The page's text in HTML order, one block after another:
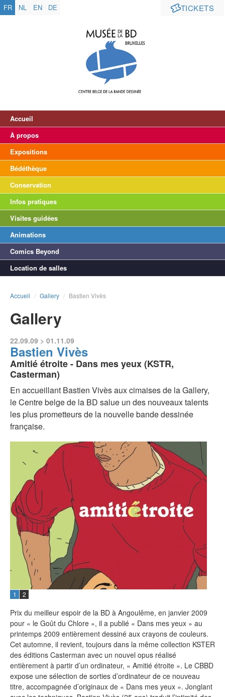
TICKETS
FR NL EN DE
Accueil
À propos
Expositions
Bédéthèque
Conservation
Infos pratiques
Visites guidées
Animations
Comics Beyond
Location de salles
Accueil / Gallery / Bastien Vivès
Gallery
22.09.09 > 01.11.09
Bastien Vivès
Amitié étroite - Dans mes yeux (KSTR,
Casterman)
En accueillant Bastien Vivès aux cimaises de la Gallery,
le Centre belge de la BD salue un des nouveaux talents
les plus prometteurs de la nouvelle bande dessinée
française.
1 2
Prix du meilleur espoir de la BD à Angoulême, en janvier 2009
pour « le Goût du Chlore », il a publié « Dans mes yeux » au
printemps 2009 entièrement dessiné aux crayons de couleurs.
Cet automne, il revient, toujours dans la même collection KSTER
des éditions Casterman avec un nouvel opus réalisé
entièrement à partir d’un ordinateur, « Amitié étroite ». Le CBBD
expose une sélection de sorties d’ordinateur de ce nouveau
titre, accompagnée d’originaux de « Dans mes yeux ». Jonglant